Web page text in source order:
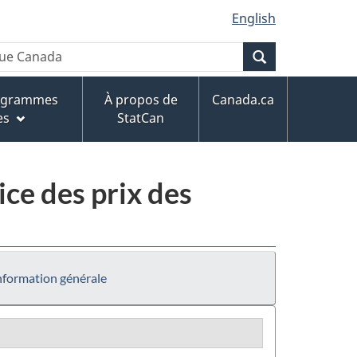
English
À propos de
StatCan
Canada.ca
des prix des
générale